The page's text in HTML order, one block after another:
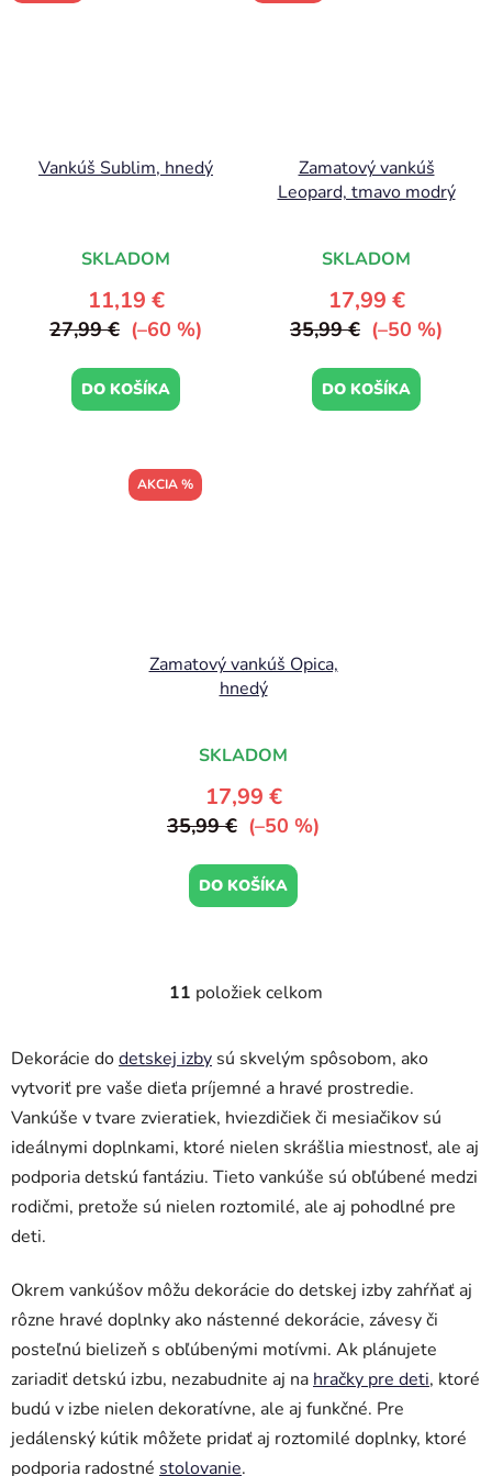
Vankúš Sublim, hnedý
SKLADOM
11,19 €
27,99 € (–60 %)
DO KOŠÍKA
Zamatový vankúš
Leopard, tmavo modrý
SKLADOM
17,99 €
35,99 € (–50 %)
DO KOŠÍKA
AKCIA %
Zamatový vankúš Opica,
hnedý
SKLADOM
17,99 €
35,99 € (–50 %)
DO KOŠÍKA
O
l
á
d
a
c
i
e
p
k
y
v
ý
p
i
s
11 položiek celkom
Dekorácie dodetskej izby sú skvelým spôsobom, ako
vytvoriť pre vaše dieťa príjemné a hravé prostredie.
Vankúše v tvare zvieratiek, hviezdičiek či mesiačikov sú
ideálnymi doplnkami, ktoré nielen skrášlia miestnosť, ale aj
podporia detskú fantáziu. Tieto vankúše sú obľúbené medzi
rodičmi, pretože sú nielen roztomilé, ale aj pohodlné pre
deti.
Okrem vankúšov môžu dekorácie do detskej izby zahŕňať aj
rôzne hravé doplnky ako nástenné dekorácie, závesy či
posteľnú bielizeň s obľúbenými motívmi. Ak plánujete
zariadiť detskú izbu, nezabudnite aj na hračky pre deti, ktoré
budú v izbe nielen dekoratívne, ale aj funkčné. Pre
jedálenský kútik môžete pridať aj roztomilé doplnky, ktoré
podporia radostné stolovanie.